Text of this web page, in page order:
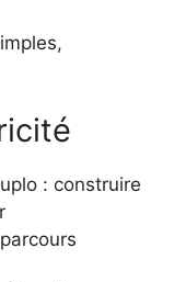
: construire